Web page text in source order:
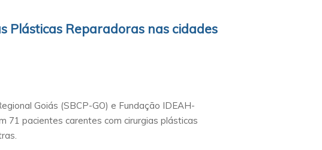
Plásticas Reparadoras nas cidades
Goiás (SBCP-GO) e Fundação IDEAH-
71 pacientes carentes com cirurgias plásticas